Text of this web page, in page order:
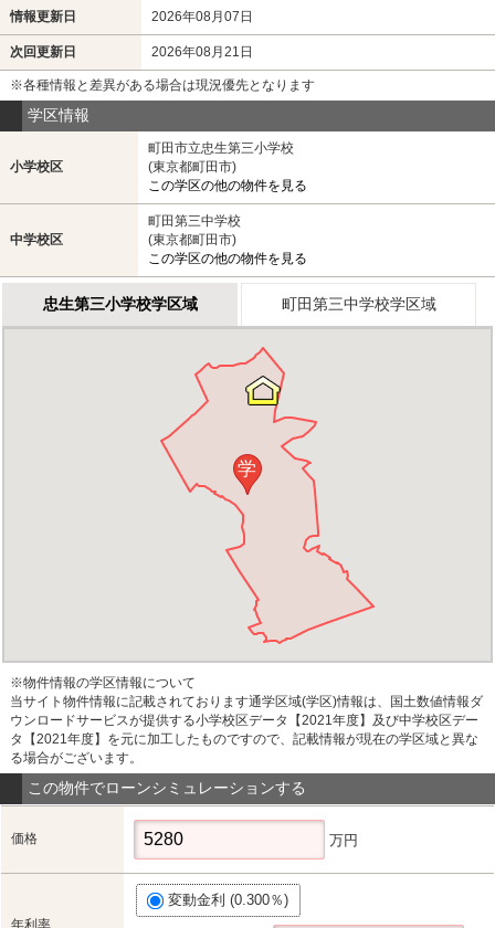
情報更新日 2026年08月07日
次回更新日 2026年08月21日
※各種情報と差異がある場合は現況優先となります
学区情報
小学校区
町田市立忠生第三小学校
(東京都町田市)
この学区の他の物件を見る
中学校区
町田第三中学校
(東京都町田市)
この学区の他の物件を見る
忠生第三小学校学区域 町田第三中学校学区域
学
※物件情報の学区情報について
当サイト物件情報に記載されております通学区域(学区)情報は、国土数値情報ダ
ウンロードサービスが提供する小学校区データ【2021年度】及び中学校区デー
タ【2021年度】を元に加工したものですので、記載情報が現在の学区域と異な
る場合がございます。
この物件でローンシミュレーションする
価格 万円
年利率
変動金利 (0.300％)